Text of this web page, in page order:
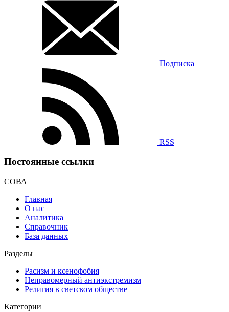
Подписка
RSS
Постоянные ссылки
СОВА
Главная
О нас
Аналитика
Справочник
База данных
Разделы
Расизм и ксенофобия
Неправомерный антиэкстремизм
Религия в светском обществе
Категории